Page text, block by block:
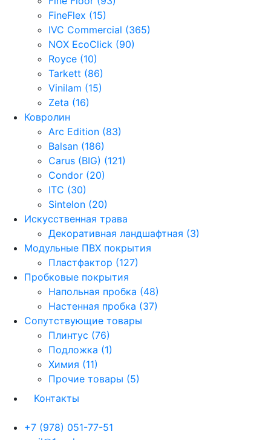
FineFlex (15)
IVC Commercial (365)
NOX EcoClick (90)
Royce (10)
Tarkett (86)
Vinilam (15)
Zeta (16)
Ковролин
Arc Edition (83)
Balsan (186)
Carus (BIG) (121)
Condor (20)
ITC (30)
Sintelon (20)
Искусственная трава
Декоративная ландшафтная (3)
Модульные ПВХ покрытия
Пластфактор (127)
Пробковые покрытия
Напольная пробка (48)
Настенная пробка (37)
Сопутствующие товары
Плинтус (76)
Подложка (1)
Химия (11)
Прочие товары (5)
Контакты
+7 (978) 051-77-51